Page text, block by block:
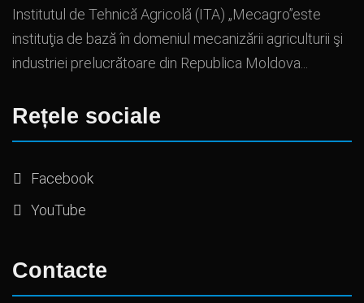
Institutul de Tehnică Agricolă (ITA) „Mecagro”este
instituţia de bază în domeniul mecanizării agriculturii şi
industriei prelucrătoare din Republica Moldova...
Rețele sociale
Facebook
YouTube
Contacte